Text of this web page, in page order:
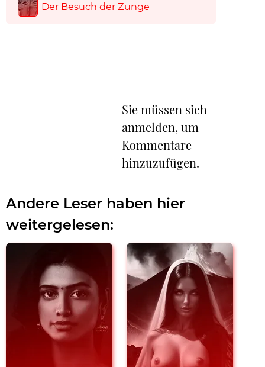
Der Besuch der Zunge
Sie müssen sich
anmelden, um
Kommentare
hinzuzufügen.
Andere Leser haben hier
weitergelesen: